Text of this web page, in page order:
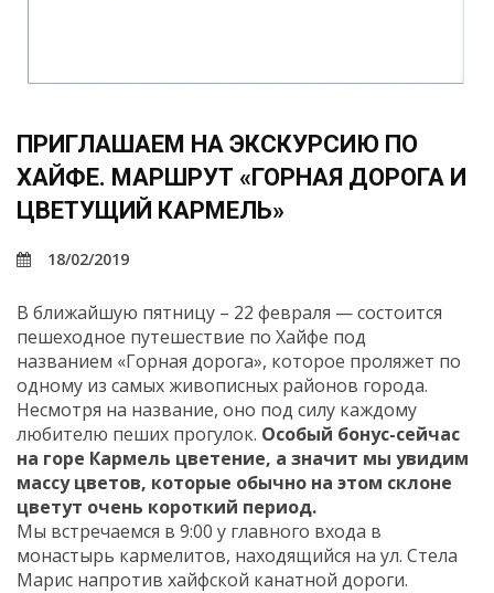
ПРИГЛАШАЕМ НА ЭКСКУРСИЮ ПО
ХАЙФЕ. МАРШРУТ «ГОРНАЯ ДОРОГА И
ЦВЕТУЩИЙ КАРМЕЛЬ»
18/02/2019
В ближайшую пятницу – 22 февраля — состоится
пешеходное путешествие по Хайфе под
названием «Горная дорога», которое проляжет по
одному из самых живописных районов города.
Несмотря на название, оно под силу каждому
любителю пеших прогулок. Особый бонус-сейчас
на горе Кармель цветение, а значит мы увидим
массу цветов, которые обычно на этом склоне
цветут очень короткий период.
Мы встречаемся в 9:00 у главного входа в
монастырь кармелитов, находящийся на ул. Стела
Марис напротив хайфской канатной дороги.